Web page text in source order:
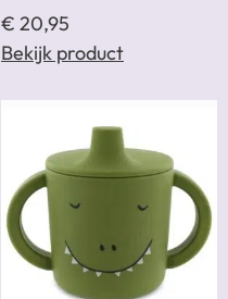
€ 20,95
Bekijk product